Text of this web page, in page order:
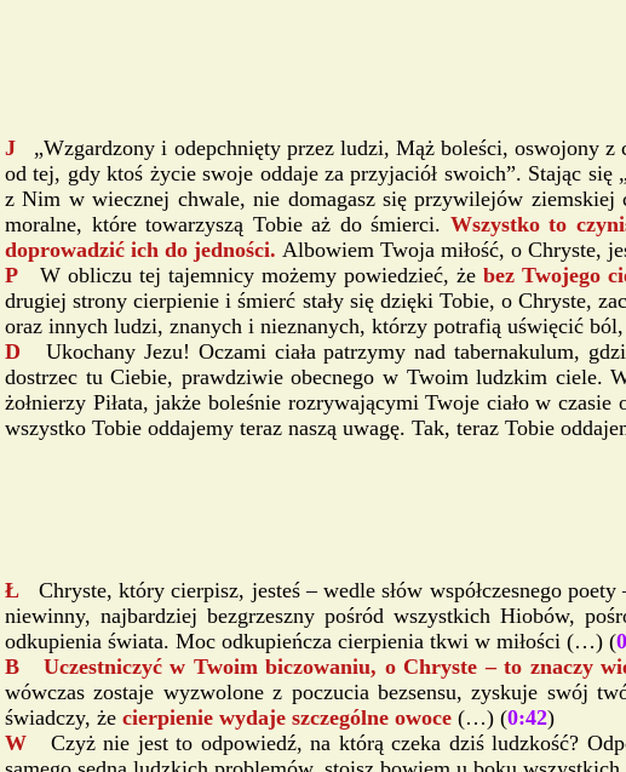
J „Wzgardzony i odepchnięty przez ludzi, Mąż boleści, oswojony
od tej, gdy ktoś życie swoje oddaje za przyjaciół swoich”. Stając
z Nim w wiecznej chwale, nie domagasz się przywilejów
moralne, które towarzyszą Tobie aż do śmierci. Wszystko to
doprowadzić ich do jedności. Albowiem Twoja miłość, o Chryste,
P W obliczu tej tajemnicy możemy powiedzieć, że bez Twojego
drugiej strony cierpienie i śmierć stały się dzięki Tobie, o Chryste,
oraz innych ludzi, znanych i nieznanych, którzy potrafią uświęcić
D Ukochany Jezu! Oczami ciała patrzymy nad tabernakulum,
dostrzec tu Ciebie, prawdziwie obecnego w Twoim ludzkim ciele.
żołnierzy Piłata, jakże boleśnie rozrywającymi Twoje ciało w
wszystko Tobie oddajemy teraz naszą uwagę. Tak, teraz Tobie
Ł Chryste, który cierpisz, jesteś – wedle słów współczesnego
niewinny, najbardziej bezgrzeszny pośród wszystkich Hiobów,
odkupienia świata. Moc odkupieńcza cierpienia tkwi w miłości (…) (
B Uczestniczyć w Twoim biczowaniu, o Chryste – to znaczy
wówczas zostaje wyzwolone z poczucia bezsensu, zyskuje swój
świadczy, że cierpienie wydaje szczególne owoce (…) (0:42)
W Czyż nie jest to odpowiedź, na którą czeka dziś ludzkość?